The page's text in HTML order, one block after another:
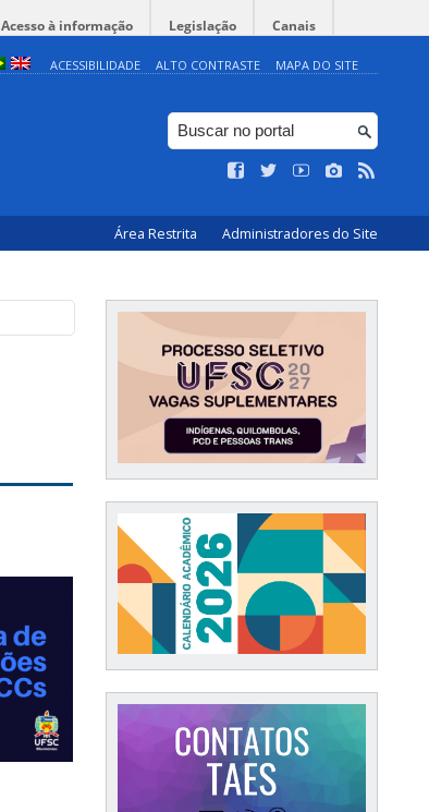
Acesso à informação Legislação Canais
ACESSIBILIDADE ALTO CONTRASTE MAPA DO SITE
Área Restrita Administradores do Site